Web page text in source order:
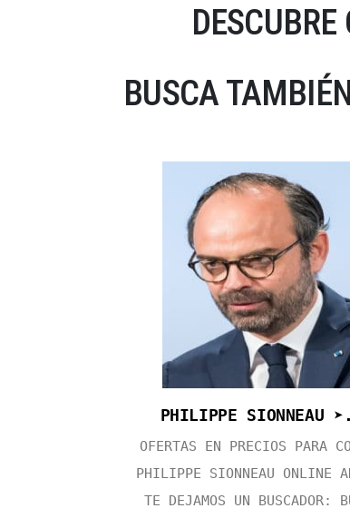
BUSCA
PHILIPPE SIONNEAU
OFERTAS EN PRECIOS PARA
PHILIPPE SIONNEAU ONLINE
TE DEJAMOS UN BUSCADOR: